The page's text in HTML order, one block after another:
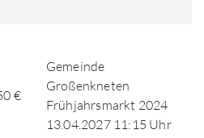
€
Gemeinde
Großenkneten
Frühjahrsmarkt 2024
13.04.2027 11:15 Uhr